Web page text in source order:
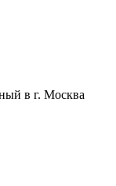
в г. Москва